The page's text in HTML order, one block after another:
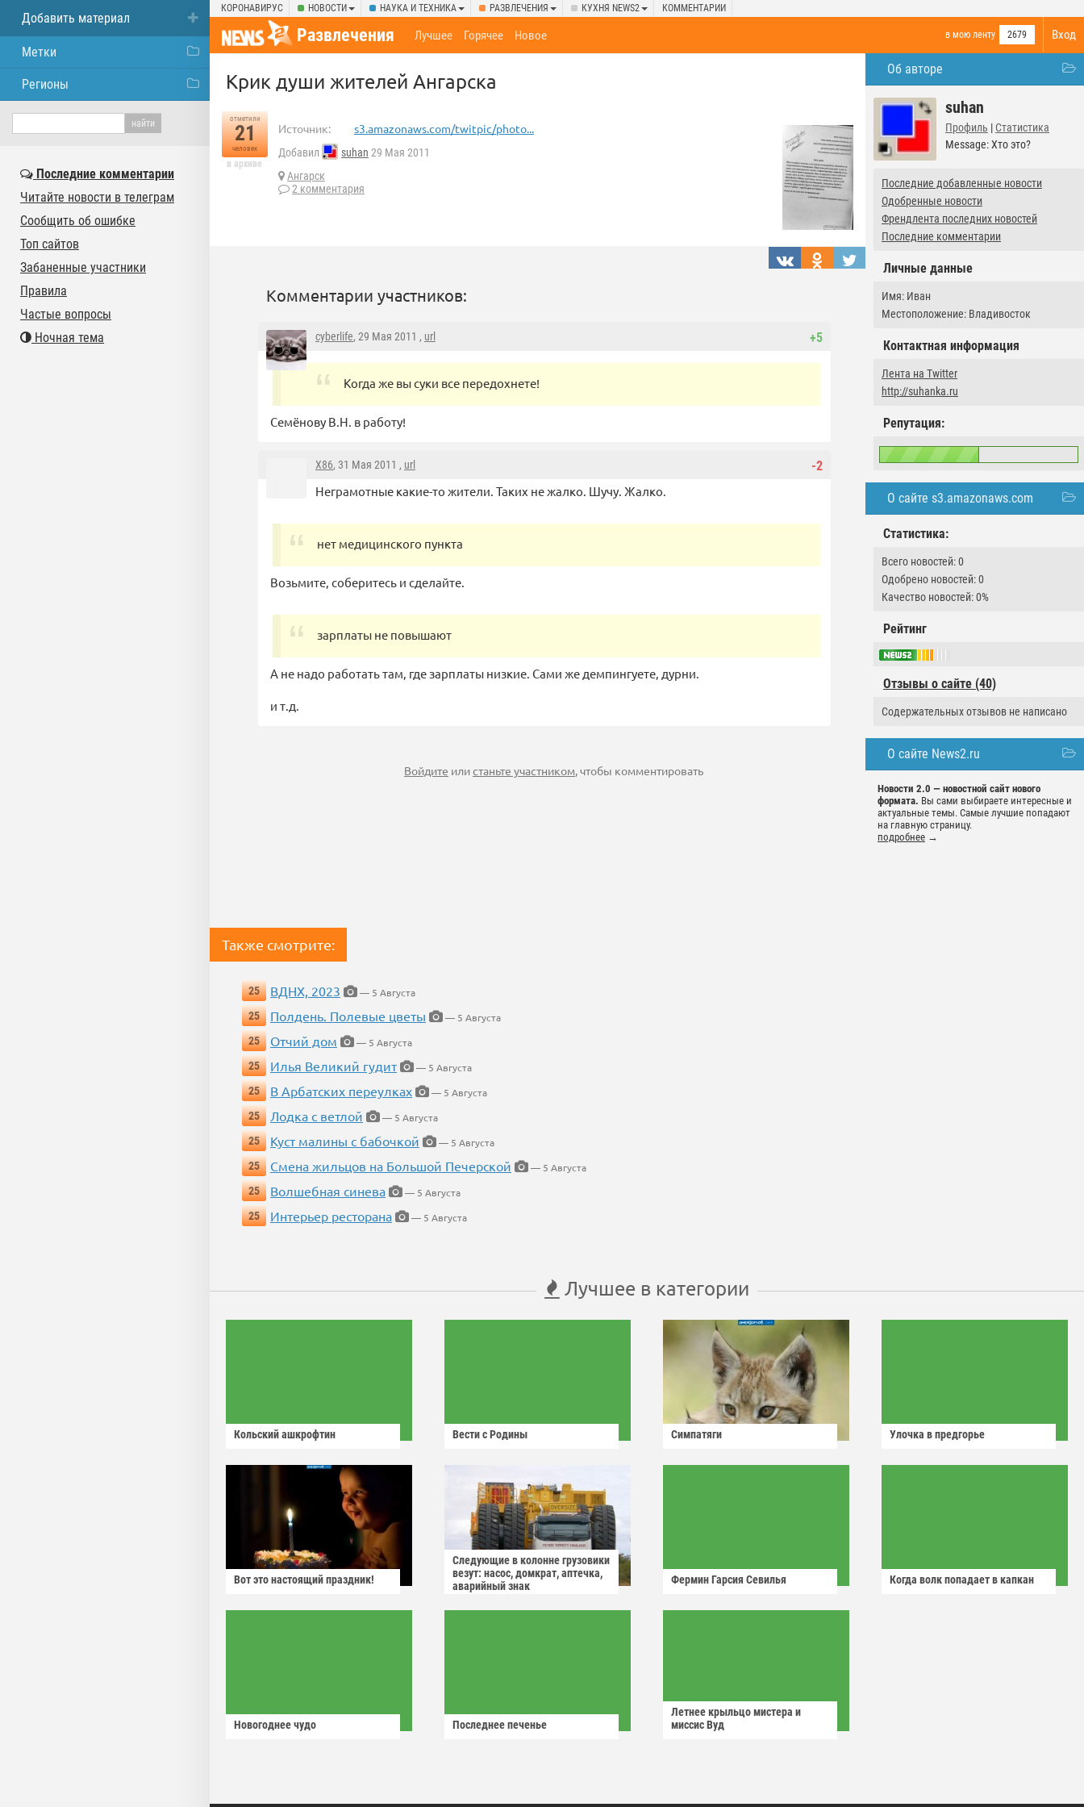
КОРОНАВИРУС НОВОСТИ НАУКА И ТЕХНИКА РАЗВЛЕЧЕНИЯ КУХНЯ NEWS2 КОММЕНТАРИИ
Вход
Развлечения в мою ленту 2679
Лучшее Горячее Новое
Об авторе
suhan
Профиль | Статистика
Message: Хто это?
Последние добавленные новости
Одобренные новости
Френдлента последних новостей
Последние комментарии
Личные данные
Имя: Иван
Местоположение: Владивосток
Контактная информация
Лента на Twitter
http://suhanka.ru
Репутация:
О сайте s3.amazonaws.com
Статистика:
Всего новостей: 0
Одобрено новостей: 0
Качество новостей: 0%
Рейтинг
Отзывы о сайте (40)
Содержательных отзывов не написано
О сайте News2.ru
Новости 2.0 — новостной сайт нового
формата. Вы сами выбираете интересные и
актуальные темы. Самые лучшие попадают
на главную страницу.
подробнее →
Крик души жителей Ангарска
отметили
21
человек
в архиве
Источник: s3.amazonaws.com/twitpic/photo...
Добавил suhan 29 Мая 2011
Ангарск
2 комментария
Комментарии участников:
+5
cyberlife, 29 Мая 2011 , url
Когда же вы суки все передохнете!
Семёнову В.Н. в работу!
-2
X86, 31 Мая 2011 , url
Неграмотные какие-то жители. Таких не жалко. Шучу. Жалко.
нет медицинского пункта
Возьмите, соберитесь и сделайте.
зарплаты не повышают
А не надо работать там, где зарплаты низкие. Сами же демпингуете, дурни.
и т.д.
Войдите илистаньте участником, чтобы комментировать
Также смотрите:
25 ВДНХ, 2023
— 5 Августа
25
Полдень. Полевые цветы
— 5 Августа
25
Отчий дом
— 5 Августа
25
Илья Великий гудит
— 5 Августа
25
В Арбатских переулках
— 5 Августа
25
Лодка с ветлой
— 5 Августа
25
Куст малины с бабочкой
— 5 Августа
25
Смена жильцов на Большой Печерской
— 5 Августа
25
Волшебная синева
— 5 Августа
25
Интерьер ресторана — 5 Августа
Лучшее в категории
Кольский ашкрофтин Вести с Родины Симпатяги Улочка в предгорье
Вот это настоящий праздник!
Следующие в колонне грузовики
везут: насос, домкрат, аптечка,
аварийный знак
Фермин Гарсия Севилья Когда волк попадает в капкан
Новогоднее чудо Последнее печенье
Летнее крыльцо мистера и
миссис Вуд
Добавить материал
Метки
Регионы
Последние комментарии
Читайте новости в телеграм
Сообщить об ошибке
Топ сайтов
Забаненные участники
Правила
Частые вопросы
Ночная тема